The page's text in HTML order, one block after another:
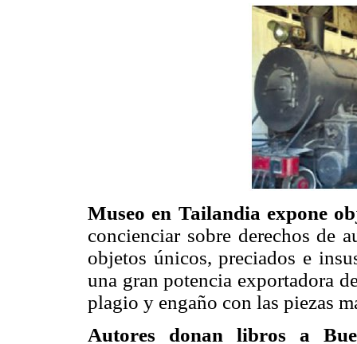
Museo en Tailandia expone
concienciar sobre derechos de
objetos únicos, preciados e
una gran potencia exportadora
plagio y engaño con las piezas
Autores donan libros a